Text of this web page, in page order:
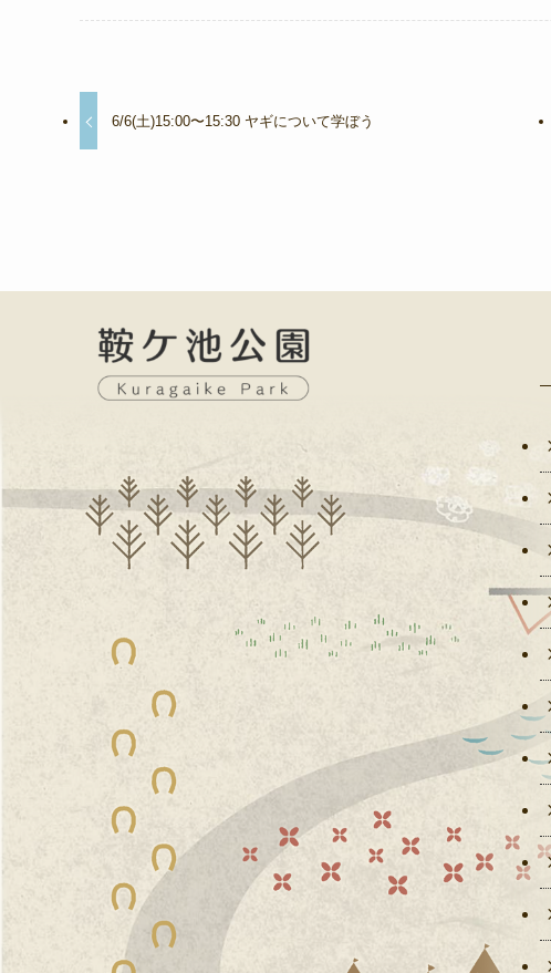
6/6(土)15:00〜15:30 ヤギについて学ぼう